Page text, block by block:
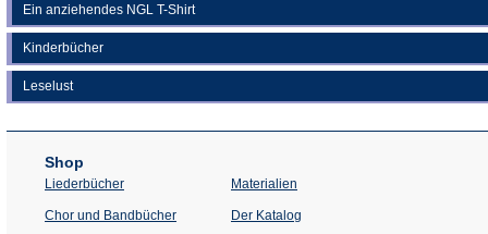
Ein anziehendes NGL T-Shirt
Kinderbücher
Leselust
Shop
Liederbücher
Chor und Bandbücher
Materialien
Der Katalog